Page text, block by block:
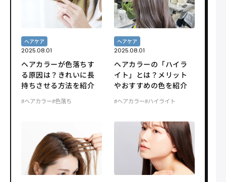
ヘアケア
2025.08.01
ヘアカラーが色落ちす
る原因は？きれいに長
持ちさせる方法を紹介
#ヘアカラー#色落ち
ヘアケア
2025.08.01
ヘアカラーの「ハイラ
イト」とは？メリット
やおすすめの色を紹介
#ヘアカラー#ハイライト